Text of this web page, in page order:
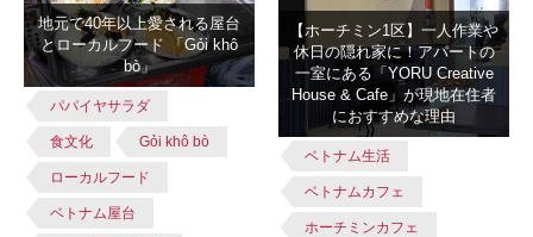
地元で40年以上愛される屋台
とローカルフード 「Gỏi khô
bò」
パパイヤサラダ
食文化 Gỏi khô bò
ローカルフード
ベトナム屋台
【ホーチミン1区】一人作業や
休日の隠れ家に！アパートの
一室にある「YORU Creative
House & Cafe」が現地在住者
におすすめな理由
ベトナム生活
ベトナムカフェ
ホーチミンカフェ